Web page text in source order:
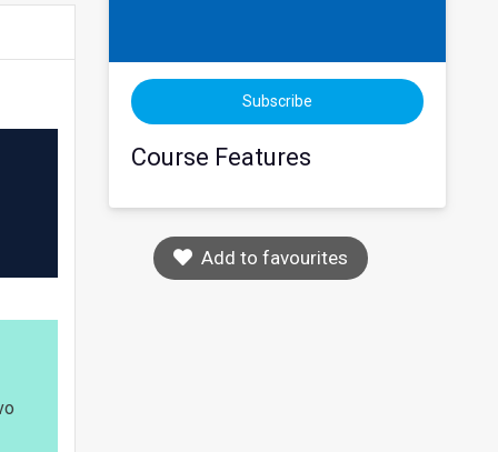
Subscribe
Course Features
Add to favourites